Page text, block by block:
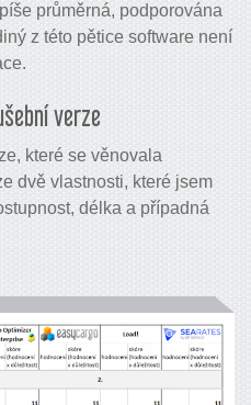
průměrná, podporována
z této pětice software není
verze
které se věnovala
dvě vlastnosti, které jsem
délka a případná